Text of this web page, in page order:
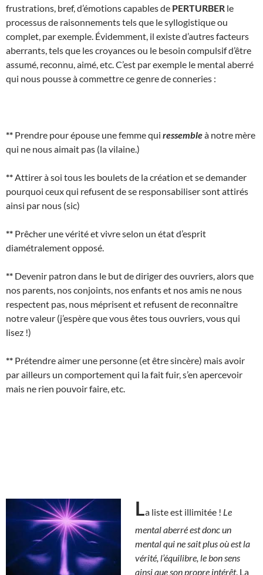
frustrations, bref, d’émotions capables de PERTURBER le
processus de raisonnements tels que le syllogistique ou
complet, par exemple. Évidemment, il existe d’autres facteurs
aberrants, tels que les croyances ou le besoin compulsif d’être
assumé, reconnu, aimé, etc. C’est par exemple le mental aberré
qui nous pousse à commettre ce genre de conneries :
** Prendre pour épouse une femme qui ressembleà notre mère
qui ne nous aimait pas (la vilaine.)
** Attirer à soi tous les boulets de la création et se demander
pourquoi ceux qui refusent de se responsabiliser sont attirés
ainsi par nous (sic)
** Prêcher une vérité et vivre selon un état d’esprit
diamétralement opposé.
** Devenir patron dans le but de diriger des ouvriers, alors que
nos parents, nos conjoints, nos enfants et nos amis ne nous
respectent pas, nous méprisent et refusent de reconnaître
notre valeur (j’espère que vous êtes tous ouvriers, vous qui
lisez !)
** Prétendre aimer une personne (et être sincère) mais avoir
par ailleurs un comportement qui la fait fuir, s’en apercevoir
mais ne rien pouvoir faire, etc.
La liste est illimitée ! Le
mental aberré est donc un
mental qui ne sait plus où est la
vérité, l’équilibre, le bon sens
ainsi que son propre intérêt. La